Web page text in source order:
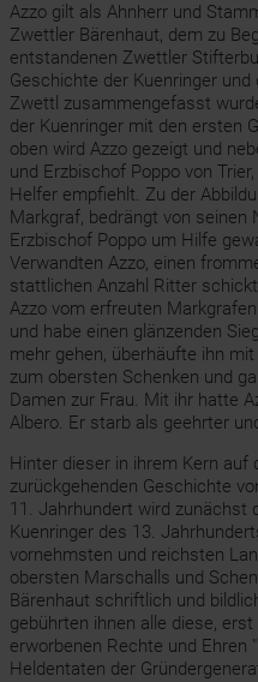
Azzo gilt als Ahnherr und
Zwettler Bärenhaut, dem zu
entstandenen Zwettler
Geschichte der Kuenringer
Zwettl zusammengefasst
der Kuenringer mit den ersten
oben wird Azzo gezeigt und
und Erzbischof Poppo von
Helfer empfiehlt. Zu der
Markgraf, bedrängt von seinen
Erzbischof Poppo um Hilfe
Verwandten Azzo, einen
stattlichen Anzahl Ritter
Azzo vom erfreuten
und habe einen glänzenden
mehr gehen, überhäufte ihn
zum obersten Schenken und
Damen zur Frau. Mit ihr hatte
Albero. Er starb als geehrter
Hinter dieser in ihrem Kern auf
zurückgehenden Geschichte
11. Jahrhundert wird zunächst
Kuenringer des 13.
vornehmsten und reichsten
obersten Marschalls und
Bärenhaut schriftlich und
gebührten ihnen alle diese,
erworbenen Rechte und Ehren
Heldentaten der